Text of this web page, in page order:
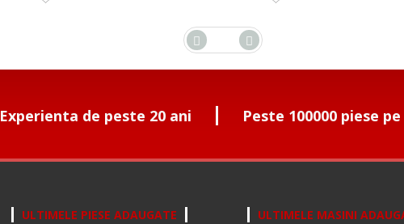
Experienta de peste 20 ani Peste 100000 piese
ULTIMELE PIESE ADAUGATE ULTIMELE MASINI